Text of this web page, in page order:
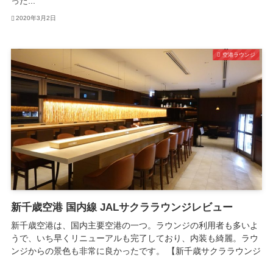
2020年3月2日
空港ラウンジ
新千歳空港 国内線 JALサクララウンジレビュー
新千歳空港は、国内主要空港の一つ。ラウンジの利用者も多いよ
うで、いち早くリニューアルも完了しており、内装も綺麗。ラウ
ンジからの景色も非常に良かったです。 【新千歳サクララウンジ